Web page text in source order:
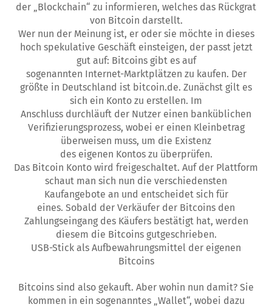
der „Blockchain“ zu informieren, welches das Rückgrat
von Bitcoin darstellt.
Wer nun der Meinung ist, er oder sie möchte in dieses
hoch spekulative Geschäft einsteigen, der passt jetzt
gut auf: Bitcoins gibt es auf
sogenannten Internet-Marktplätzen zu kaufen. Der
größte in Deutschland ist bitcoin.de. Zunächst gilt es
sich ein Konto zu erstellen. Im
Anschluss durchläuft der Nutzer einen banküblichen
Verifizierungsprozess, wobei er einen Kleinbetrag
überweisen muss, um die Existenz
des eigenen Kontos zu überprüfen.
Das Bitcoin Konto wird freigeschaltet. Auf der Plattform
schaut man sich nun die verschiedensten
Kaufangebote an und entscheidet sich für
eines. Sobald der Verkäufer der Bitcoins den
Zahlungseingang des Käufers bestätigt hat, werden
diesem die Bitcoins gutgeschrieben.
USB-Stick als Aufbewahrungsmittel der eigenen
Bitcoins
Bitcoins sind also gekauft. Aber wohin nun damit? Sie
kommen in ein sogenanntes „Wallet“, wobei dazu